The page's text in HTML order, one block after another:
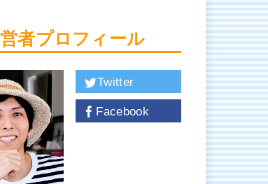
者プロフィール
Twitter
Facebook